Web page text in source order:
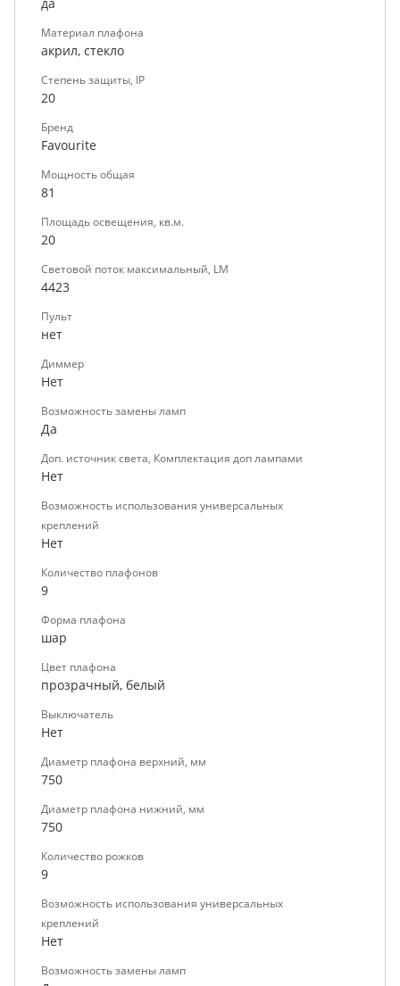
Материал плафона
акрил, стекло
Степень защиты, IP
20
Бренд
Favourite
Мощность общая
81
Площадь освещения, кв.м.
20
Световой поток максимальный, LM
4423
Пульт
нет
Диммер
Нет
Возможность замены ламп
Да
Доп. источник света, Комплектация доп лампами
Нет
Возможность использования универсальных
креплений
Нет
Количество плафонов
9
Форма плафона
шар
Цвет плафона
прозрачный, белый
Выключатель
Нет
Диаметр плафона верхний, мм
750
Диаметр плафона нижний, мм
750
Количество рожков
9
Возможность использования универсальных
креплений
Нет
Возможность замены ламп